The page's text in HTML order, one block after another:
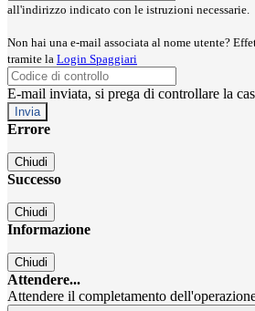
all'indirizzo indicato con le istruzioni necessarie.
Non hai una e-mail associata al nome utente?
tramite la Login Spaggiari
E-mail inviata, si prega di controllare la
Errore
Chiudi
Successo
Chiudi
Informazione
Chiudi
Attendere...
Attendere il completamento